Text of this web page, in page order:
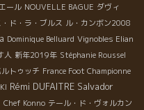
ール NOUVELLE BAGUE ダヴィ
ド・ラ・ブルス ル・カンボン2008
Dominique Belluard Vignobles Elian
人 新年2019年 Stéphanie Roussel
トゥッチ France Foot Championne
Rémi DUFAITRE Salvador
Chef Konno テール・ド・ヴォルカン